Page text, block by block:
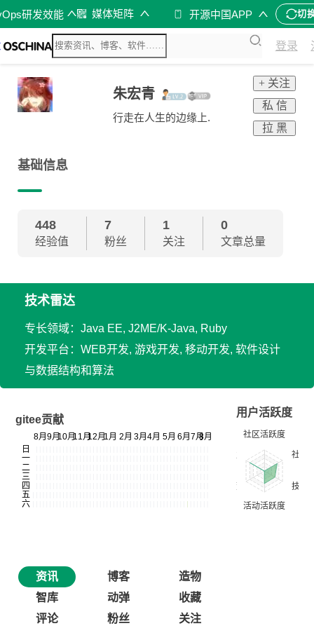
研发效能 媒体矩阵 开源中国APP 切
登录
朱宏青
行走在人生的边缘上.
+ 关注
私 信
拉 黑
基础信息
448
经验值
7
粉丝
1
关注
0
文章总量
技术雷达
专长领域：Java EE, J2ME/K-Java, Ruby
开发平台：WEB开发, 游戏开发, 移动开发, 软件设计
与数据结构和算法
gitee贡献
用户活跃度
资讯 博客
造物
智库
动弹
收藏
评论
粉丝 关注